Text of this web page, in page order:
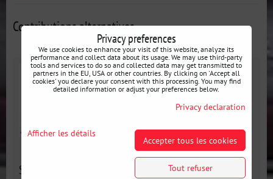
Contributions alternatives
Support d'extincteur Mazda MX5 NC
Privacy preferences
We use cookies to enhance your visit of this website, analyze its
performance and collect data about its usage. We may use third-party
tools and services to do so and collected data may get transmitted to
partners in the EU, USA or other countries. By clicking on 'Accept all
cookies' you declare your consent with this processing. You may find
detailed information or adjust your preferences below.
Privacy declaration
Afficher les détails
Accepter tous les cookies
Tout refuser